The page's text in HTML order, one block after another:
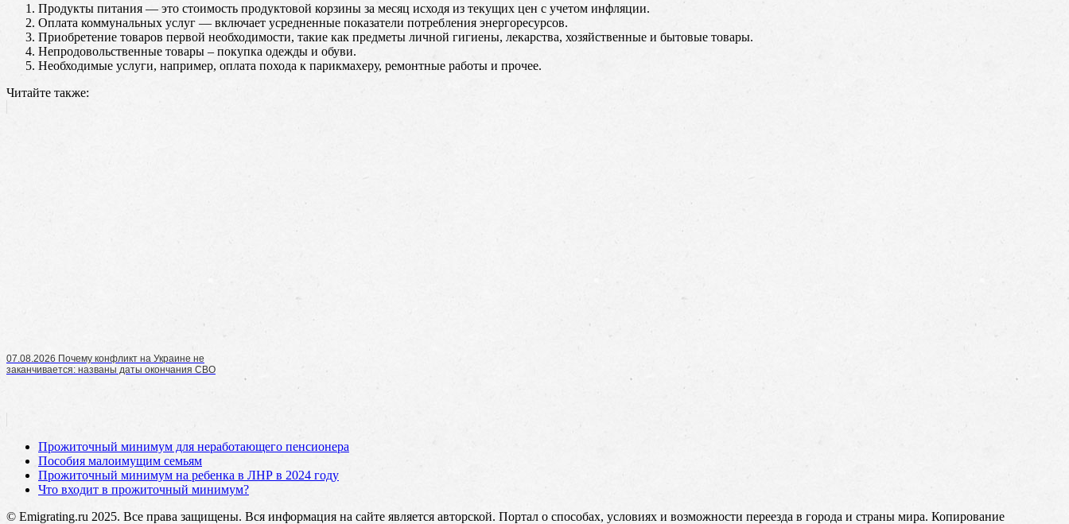
Продукты питания — это стоимость продуктовой корзины за месяц исходя из текущих цен с учетом инфляции.
Оплата коммунальных услуг — включает усредненные показатели потребления энергоресурсов.
Приобретение товаров первой необходимости, такие как предметы личной гигиены, лекарства, хозяйственные и бытовые товары.
Непродовольственные товары – покупка одежды и обуви.
Необходимые услуги, например, оплата похода к парикмахеру, ремонтные работы и прочее.
Читайте также:
07.08.2026 Почему конфликт на Украине не
заканчивается: названы даты окончания СВО
Прожиточный минимум для неработающего пенсионера
Пособия малоимущим семьям
Прожиточный минимум на ребенка в ЛНР в 2024 году
Что входит в прожиточный минимум?
© Emigrating.ru 2025. Все права защищены. Вся информация на сайте является авторской. Портал о способах, условиях и возможности переезда в города и страны мира. Копирование